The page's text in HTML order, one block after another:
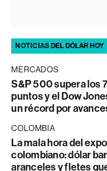
NOTICIAS DEL DÓLAR HOY
MERCADOS
S&P 500 supera los
puntos y el Dow
un récord por
COLOMBIA
La mala hora del
colombiano: dólar
aranceles y fletes